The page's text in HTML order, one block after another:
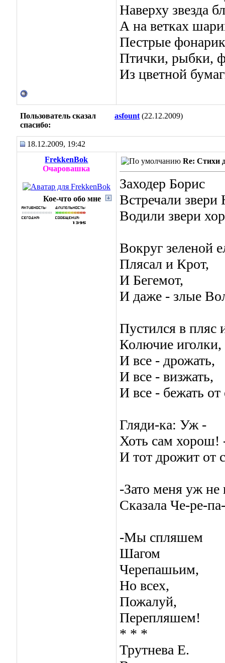
Наверху звезда
А на ветках
Пестрые
Птички, рыбки,
Из цветной
Пользователь сказал
cпасибо:
asfount (22.12.2009)
18.12.2009, 19:42
FrekkenBok
Очаровашка
Кое-что обо мне
Re: Стихи
Заходер Борис
Встречали
Водили звери
Вокруг зеленой
Плясал и Крот,
И Бегемот,
И даже - злые
Пустился в пляс
Колючие иголки,
И все - дрожать,
И все - визжать,
И все - бежать от
Гляди-ка: Уж -
Хоть сам хорош!
И тот дрожит от
-Зато меня уж
Сказала Че-ре-
-Мы спляшем
Шагом
Черепашьим,
Но всех,
Пожалуй,
Перепляшем!
* * *
Трутнева Е.